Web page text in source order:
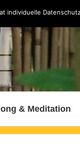
& Meditation
individuelle